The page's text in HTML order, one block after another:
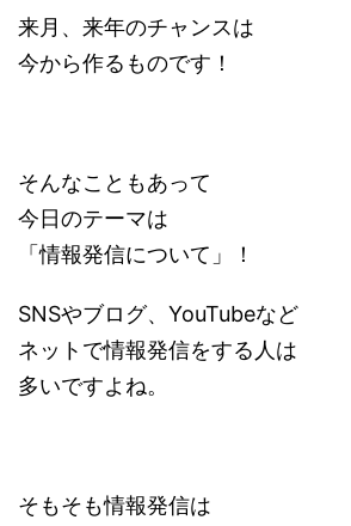
来月、来年のチャンスは
今から作るものです！
そんなこともあって
今日のテーマは
「情報発信について」！
SNSやブログ、YouTubeなど
ネットで情報発信をする人は
多いですよね。
そもそも情報発信は